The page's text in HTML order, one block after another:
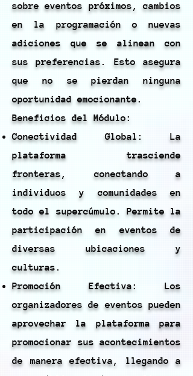
sobre eventos próximos, cambios
en la programación o nuevas
adiciones que se alinean con
sus preferencias. Esto asegura
que no se pierdan ninguna
oportunidad emocionante.
Beneficios del Módulo:
Conectividad Global: La
plataforma trasciende
fronteras, conectando a
individuos y comunidades en
todo el supercúmulo. Permite la
participación en eventos de
diversas ubicaciones y
culturas.
Promoción Efectiva: Los
organizadores de eventos pueden
aprovechar la plataforma para
promocionar sus acontecimientos
de manera efectiva, llegando a